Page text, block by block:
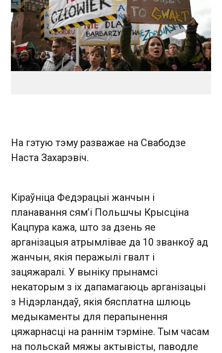
На гэтую тэму разважае на Свабодзе
Наста Захарэвіч.
Кіраўніца Федэрацыі жанчын і
планавання сям’і Польшчы Крысціна
Кацпура кажа, што за дзень яе
арганізацыя атрымлівае да 10 званкоў ад
жанчын, якія перажылі гвалт і
зацяжаралі. У выніку прынамсі
некаторым з іх дапамагаюць арганізацыі
з Нідэрландаў, якія бясплатна шлюць
медыкаменты для перапынення
цяжарнасці на раннім тэрміне. Тым часам
на польскай мяжы актывісты, паводле